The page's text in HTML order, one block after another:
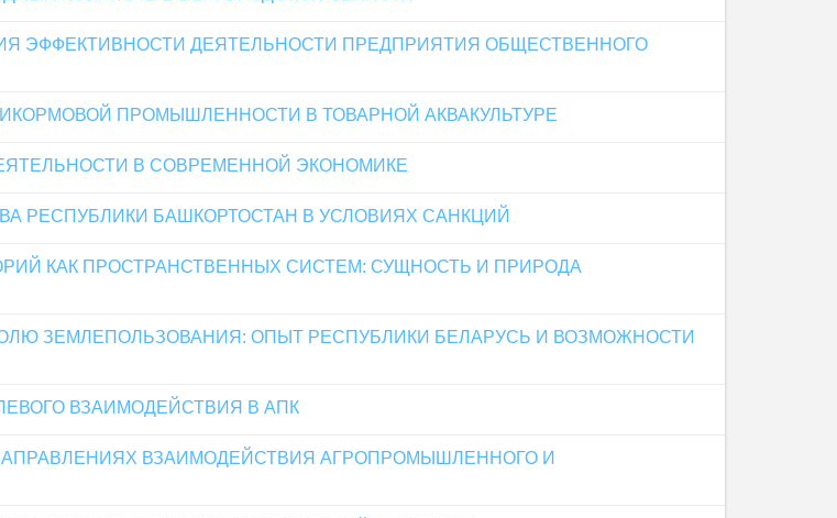
ЭФФЕКТИВНОСТИ ДЕЯТЕЛЬНОСТИ ПРЕДПРИЯТИЯ ОБЩЕСТВЕННОГО
ПРОМЫШЛЕННОСТИ В ТОВАРНОЙ АКВАКУЛЬТУРЕ
В СОВРЕМЕННОЙ ЭКОНОМИКЕ
РЕСПУБЛИКИ БАШКОРТОСТАН В УСЛОВИЯХ САНКЦИЙ
КАК ПРОСТРАНСТВЕННЫХ СИСТЕМ: СУЩНОСТЬ И ПРИРОДА
ЗЕМЛЕПОЛЬЗОВАНИЯ: ОПЫТ РЕСПУБЛИКИ БЕЛАРУСЬ И ВОЗМОЖНОСТИ
ВЗАИМОДЕЙСТВИЯ В АПК
ВЗАИМОДЕЙСТВИЯ АГРОПРОМЫШЛЕННОГО И